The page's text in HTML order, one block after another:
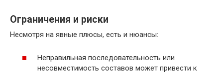
Ограничения и риски
Несмотря на явные плюсы, есть и нюансы:
Неправильная последовательность или
несовместимость составов может привести к